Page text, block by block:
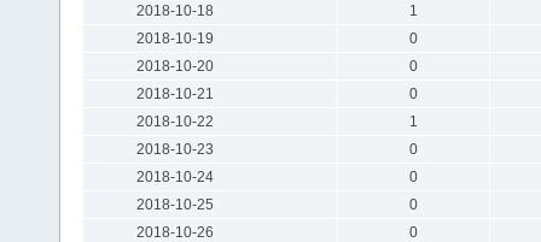
2018-10-18
1
2018-10-19
0
2018-10-20
0
2018-10-21
0
2018-10-22
1
2018-10-23
0
2018-10-24
0
2018-10-25
0
2018-10-26
0